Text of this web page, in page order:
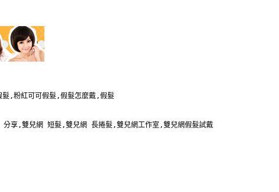
,粉紅可可假髮,假髮怎麼戴,假髮
享,雙兒網 短髮,雙兒網 長捲髮,雙兒網工作室,雙兒網假髮試戴